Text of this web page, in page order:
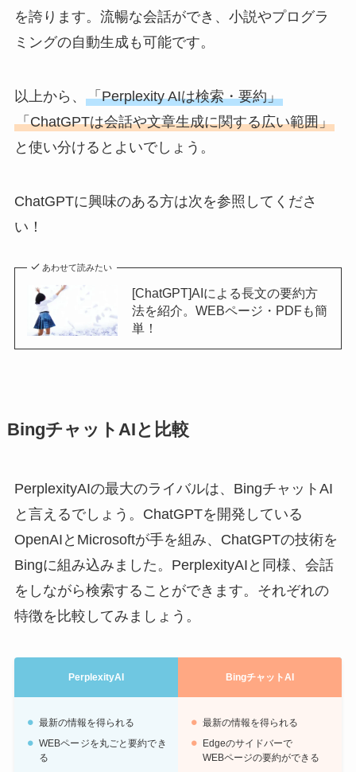
を誇ります。流暢な会話ができ、小説やプログラ
ミングの自動生成も可能です。
以上から、 「Perplexity AIは検索・要約」
「ChatGPTは会話や文章生成に関する広い範囲」
と使い分けるとよいでしょう。
ChatGPTに興味のある方は次を参照してくださ
い！
あわせて読みたい
[ChatGPT]AIによる長文の要約方
法を紹介。WEBページ・PDFも簡
単！
BingチャットAIと比較
PerplexityAIの最大のライバルは、BingチャットAI
と言えるでしょう。ChatGPTを開発している
OpenAIとMicrosoftが手を組み、ChatGPTの技術を
Bingに組み込みました。PerplexityAIと同様、会話
をしながら検索することができます。それぞれの
特徴を比較してみましょう。
PerplexityAI BingチャットAI
最新の情報を得られる
WEBページを丸ごと要約でき
る
最新の情報を得られる
Edgeのサイドバーで
WEBページの要約ができる